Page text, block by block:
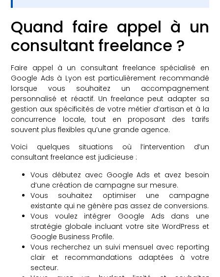
Quand faire appel à un
consultant freelance ?
Faire appel à un consultant freelance spécialisé en
Google Ads à Lyon est particulièrement recommandé
lorsque vous souhaitez un accompagnement
personnalisé et réactif. Un freelance peut adapter sa
gestion aux spécificités de votre métier d’artisan et à la
concurrence locale, tout en proposant des tarifs
souvent plus flexibles qu’une grande agence.
Voici quelques situations où l’intervention d’un
consultant freelance est judicieuse :
Vous débutez avec Google Ads et avez besoin
d’une création de campagne sur mesure.
Vous souhaitez optimiser une campagne
existante qui ne génère pas assez de conversions.
Vous voulez intégrer Google Ads dans une
stratégie globale incluant votre site WordPress et
Google Business Profile.
Vous recherchez un suivi mensuel avec reporting
clair et recommandations adaptées à votre
secteur.